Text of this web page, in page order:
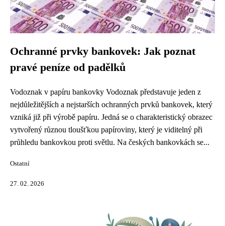
Ochranné prvky bankovek: Jak poznat
pravé peníze od padělků
Vodoznak v papíru bankovky Vodoznak představuje jeden z
nejdůležitějších a nejstarších ochranných prvků bankovek, který
vzniká již při výrobě papíru. Jedná se o charakteristický obrazec
vytvořený různou tloušťkou papíroviny, který je viditelný při
průhledu bankovkou proti světlu. Na českých bankovkách se...
Ostatní
27. 02. 2026